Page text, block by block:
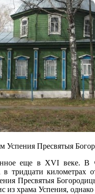
Успения Пресвятыя
еще в XVI веке. В
в тридцати километрах
Пресвятыя
храма Успения,